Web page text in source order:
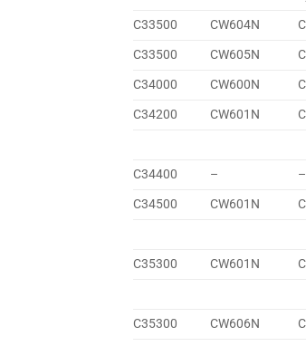
C33500
CW604N
C33500
CW605N
C34000
CW600N
C34200
CW601N
C34400
– –
C34500
CW601N
C35300
CW601N
C35300
CW606N